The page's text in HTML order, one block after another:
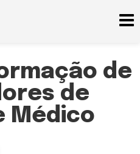
de
de
Médico